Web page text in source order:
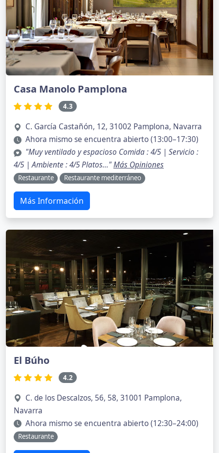
Casa Manolo Pamplona
4.3
C. García Castañón, 12, 31002 Pamplona, Navarra
Ahora mismo se encuentra abierto (13:00–17:30)
"Muy ventilado y espacioso Comida : 4/5 | Servicio :
4/5 | Ambiente : 4/5 Platos..."Más Opiniones
Restaurante Restaurante mediterráneo
Más Información
El Búho
4.2
C. de los Descalzos, 56, 58, 31001 Pamplona,
Navarra
Ahora mismo se encuentra abierto (12:30–24:00)
Restaurante